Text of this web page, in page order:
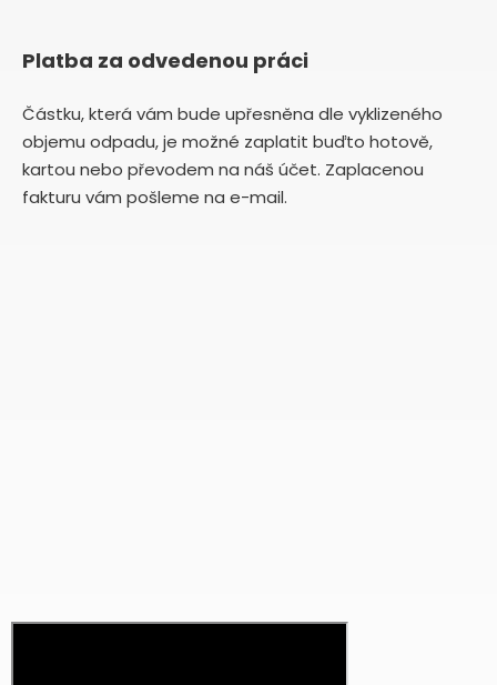
Platba za odvedenou práci
Částku, která vám bude upřesněna dle vyklizeného
objemu odpadu, je možné zaplatit buďto hotově,
kartou nebo převodem na náš účet. Zaplacenou
fakturu vám pošleme na e-mail.